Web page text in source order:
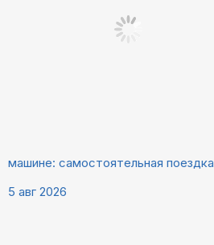
машине: самостоятельная поездка
5 авг 2026